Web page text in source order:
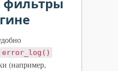
фильтры
error_log()
(например,